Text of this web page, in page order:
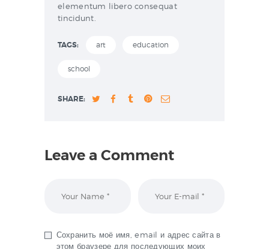
elementum libero consequat
tincidunt.
TAGS: art education
school
SHARE:
Leave a Comment
Сохранить моё имя, email и адрес сайта в
этом браузере для последующих моих